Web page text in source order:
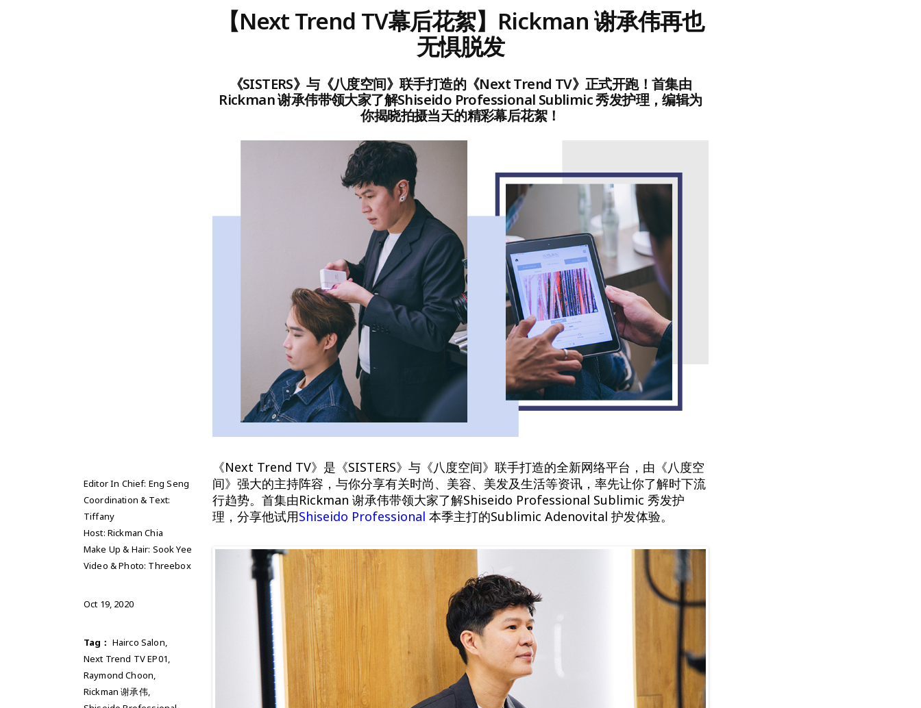
【Next Trend TV幕后花絮】Rickman 谢承伟再也
无惧脱发
《SISTERS》与《八度空间》联手打造的《Next Trend TV》正式开跑！首集由
Rickman 谢承伟带领大家了解Shiseido Professional Sublimic 秀发护理，编辑为
你揭晓拍摄当天的精彩幕后花絮！
Editor In Chief: Eng Seng
Coordination & Text:
Tiffany
Host: Rickman Chia
Make Up & Hair: Sook Yee
Video & Photo: Threebox
Oct 19, 2020
Tag： Hairco Salon,
Next Trend TV EP01,
Raymond Choon,
Rickman 谢承伟,
《Next Trend TV》是《SISTERS》与《八度空间》联手打造的全新网络平台，由《八度空
间》强大的主持阵容，与你分享有关时尚、美容、美发及生活等资讯，率先让你了解时下流
行趋势。首集由Rickman 谢承伟带领大家了解Shiseido Professional Sublimic 秀发护
理，分享他试用Shiseido Professional 本季主打的Sublimic Adenovital 护发体验。